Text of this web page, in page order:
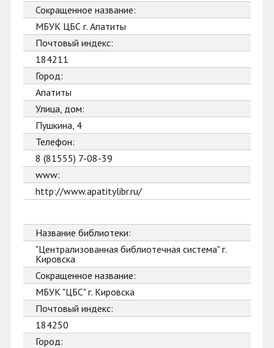
Сокращенное название:
МБУК ЦБС г. Апатиты
Почтовый индекс:
184211
Город:
Апатиты
Улица, дом:
Пушкина, 4
Телефон:
8 (81555) 7-08-39
www:
http://www.apatitylibr.ru/
Название библиотеки:
"Централизованная библиотечная система" г.
Кировска
Сокращенное название:
МБУК "ЦБС" г. Кировска
Почтовый индекс:
184250
Город: